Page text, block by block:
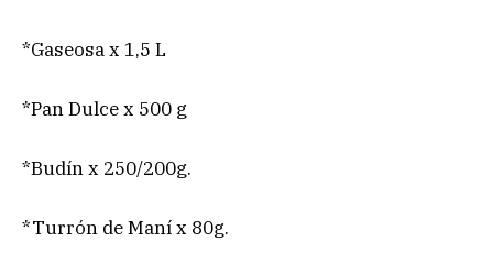
*Gaseosa x 1,5 L
*Pan Dulce x 500 g
*Budín x 250/200g.
*Turrón de Maní x 80g.